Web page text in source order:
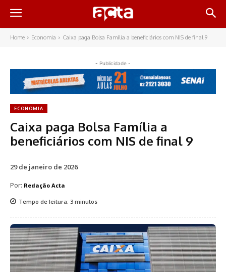
Home Economia Caixa paga Bolsa Família a beneficiários com NIS de final 9
- Publicidade -
ECONOMIA
Caixa paga Bolsa Família a
beneficiários com NIS de final 9
29 de janeiro de 2026
Por: Redação Acta
Tempo de leitura: 3 minutos